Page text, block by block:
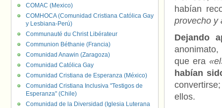
habían
provecho y
Dejando
que era
habían
ellos.
COMAC (Mexico)
COMHOCA (Comunidad Cristiana Católica Gay
y Lesbiana-Perú)
Communauté du Christ Libérateur
Communion Béthanie (Francia)
Comunidad Anawin (Zaragoza)
Comunidad Católica Gay
Comunidad Cristiana de Esperanza (México)
Comunidad Cristiana Inclusiva "Testigos de
Esperanza" (Chile)
Comunidad de la Diversidad (Iglesia Luterana